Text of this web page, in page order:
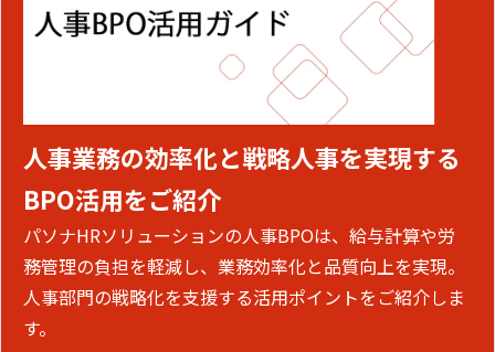
人事業務の効率化と戦略人事を実現する
BPO活用をご紹介
パソナHRソリューションの人事BPOは、給与計算や労
務管理の負担を軽減し、業務効率化と品質向上を実現。
人事部門の戦略化を支援する活用ポイントをご紹介しま
す。